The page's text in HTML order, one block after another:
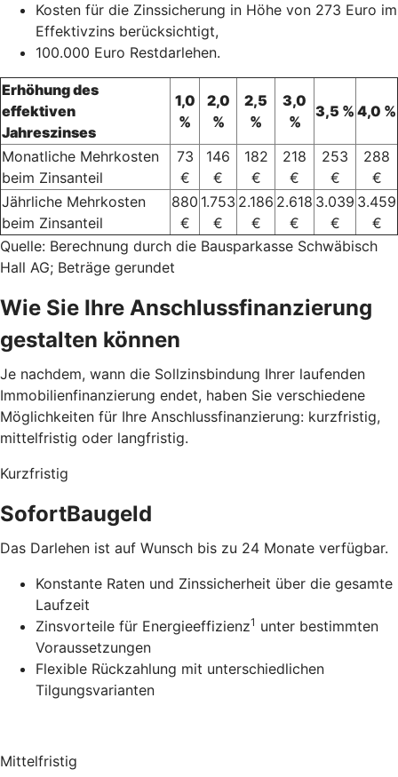
Kosten für die Zinssicherung in Höhe von 273 Euro im
Effektivzins berücksichtigt,
100.000 Euro Restdarlehen.
Erhöhung des
effektiven
Jahreszinses
1,0
%
2,0
%
2,5
%
3,0
%
3,5 % 4,0 %
Monatliche Mehrkosten
beim Zinsanteil
73
€
146
€
182
€
218
€
253
€
288
€
Jährliche Mehrkosten
beim Zinsanteil
880
€
1.753
€
2.186
€
2.618
€
3.039
€
3.459
€
Quelle: Berechnung durch die Bausparkasse Schwäbisch
Hall AG; Beträge gerundet
Wie Sie Ihre Anschlussfinanzierung
gestalten können
Je nachdem, wann die Sollzinsbindung Ihrer laufenden
Immobilienfinanzierung endet, haben Sie verschiedene
Möglichkeiten für Ihre Anschlussfinanzierung: kurzfristig,
mittelfristig oder langfristig.
Kurzfristig
SofortBaugeld
Das Darlehen ist auf Wunsch bis zu 24 Monate verfügbar.
Konstante Raten und Zinssicherheit über die gesamte
Laufzeit
Zinsvorteile für Energieeffizienz1 unter bestimmten
Voraussetzungen
Flexible Rückzahlung mit unterschiedlichen
Tilgungsvarianten
Mittelfristig